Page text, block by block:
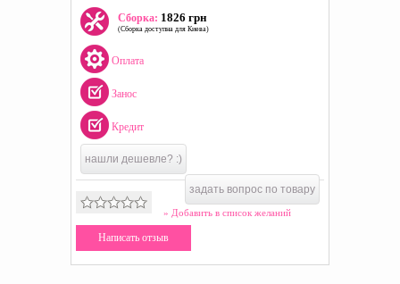
Сборка: 1826 грн
(Сборка доступна для Киева)
Оплата
Занос
Кредит
нашли дешевле? :)
задать вопрос по товару
» Добавить в список желаний
Написать отзыв